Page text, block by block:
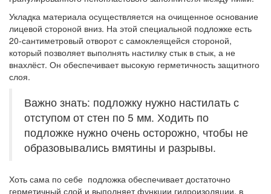
Укладка материала осуществляется на очищенное основание
лицевой стороной вниз. На этой специальной подложке есть
20-сантиметровый отворот с самоклеящейся стороной,
который позволяет выполнять настилку стык в стык, а не
внахлёст. Он обеспечивает высокую герметичность защитного
слоя.
Важно знать: подложку нужно настилать с
отступом от стен по 5 мм. Ходить по
подложке нужно очень осторожно, чтобы не
образовывались вмятины и разрывы.
Хоть сама по себе подложка обеспечивает достаточно
герметичный слой и выполняет функции гидроизоляции, в